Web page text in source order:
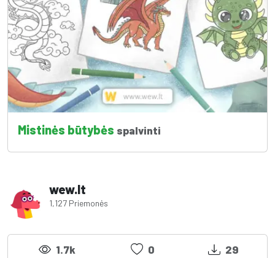
Mistinės būtybės spalvinti
wew.lt
1,127 Priemonės
1.7k 0 29